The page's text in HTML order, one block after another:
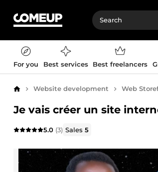
For you Best services Best freelancers
Home Website development Web
Je vais créer un site
5.0 (3) Sales5